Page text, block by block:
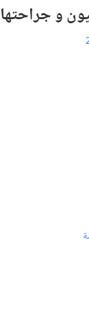
و جراحتها